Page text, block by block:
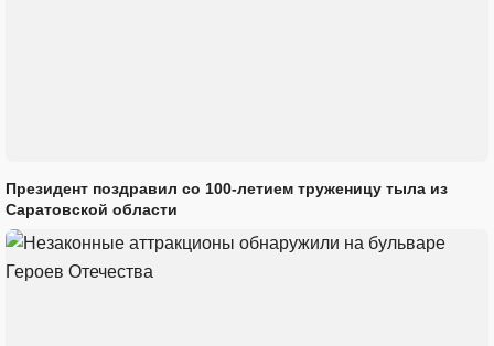
Президент поздравил со 100-летием труженицу тыла из
Саратовской области